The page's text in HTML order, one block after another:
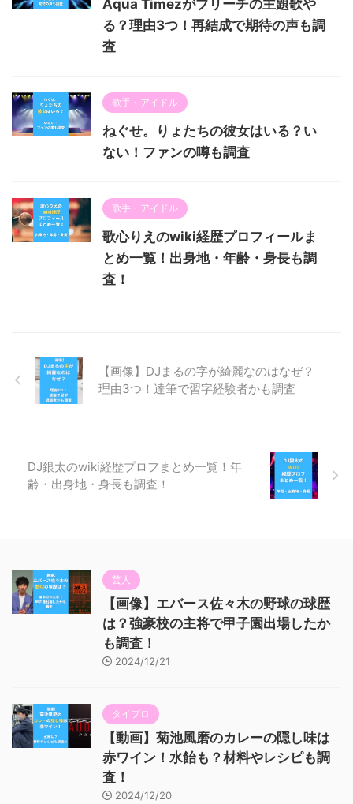
Aqua Timezがブリーチの主題歌や
る？理由3つ！再結成で期待の声も調
査
歌手・アイドル
ねぐせ。りょたちの彼女はいる？い
ない！ファンの噂も調査
歌手・アイドル
歌心りえのwiki経歴プロフィールま
とめ一覧！出身地・年齢・身長も調
査！
【画像】DJまるの字が綺麗なのはなぜ？
理由3つ！達筆で習字経験者かも調査
DJ銀太のwiki経歴プロフまとめ一覧！年
齢・出身地・身長も調査！
芸人
【画像】エバース佐々木の野球の球歴
は？強豪校の主将で甲子園出場したか
も調査！
2024/12/21
タイプロ
【動画】菊池風磨のカレーの隠し味は
赤ワイン！水飴も？材料やレシピも調
査！
2024/12/20